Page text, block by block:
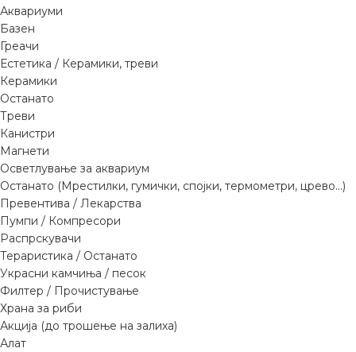
Аквариуми
Базен
Греачи
Естетика / Керамики, треви
Керамики
Останато
Треви
Канистри
Магнети
Осветлување за аквариум
Останато (Мрестилки, гумички, спојки, термометри, црево...)
Превентива / Лекарства
Пумпи / Компресори
Распрскувачи
Тераристика / Останато
Украсни камчиња / песок
Филтер / Прочистување
Храна за риби
Акција (до трошење на залиха)
Алат